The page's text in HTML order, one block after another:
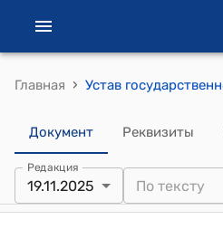
Главная ›
Документ Реквизиты
Редакция
19.11.2025